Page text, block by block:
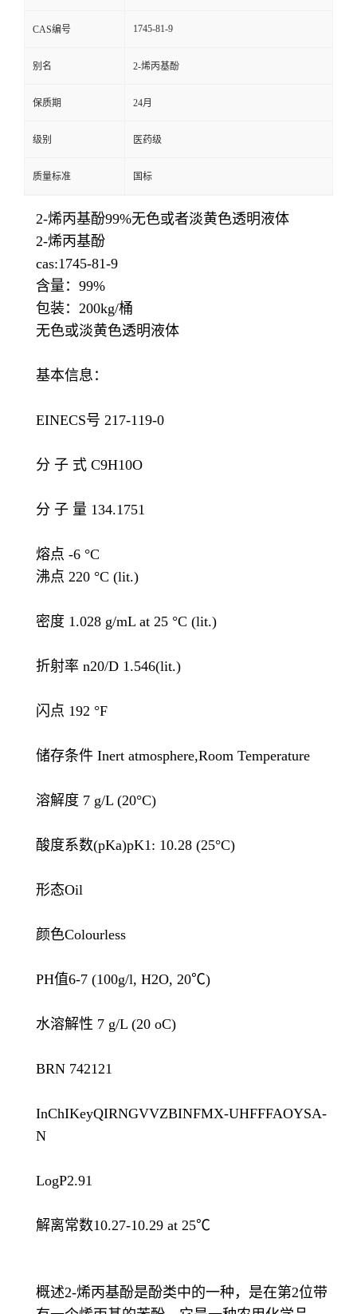
CAS编号 1745-81-9
别名 2-烯丙基酚
保质期 24月
级别 医药级
质量标准 国标
2-烯丙基酚99%无色或者淡黄色透明液体
2-烯丙基酚
cas:1745-81-9
含量：99%
包装：200kg/桶
无色或淡黄色透明液体
基本信息：
EINECS号 217-119-0
分 子 式 C9H10O
分 子 量 134.1751
熔点 -6 °C
沸点 220 °C (lit.)
密度 1.028 g/mL at 25 °C (lit.)
折射率 n20/D 1.546(lit.)
闪点 192 °F
储存条件 Inert atmosphere,Room Temperature
溶解度 7 g/L (20°C)
酸度系数(pKa)pK1: 10.28 (25°C)
形态Oil
颜色Colourless
PH值6-7 (100g/l, H2O, 20℃)
水溶解性 7 g/L (20 oC)
BRN 742121
InChIKeyQIRNGVVZBINFMX-UHFFFAOYSA-
N
LogP2.91
解离常数10.27-10.29 at 25℃
概述2-烯丙基酚是酚类中的一种，是在第2位带